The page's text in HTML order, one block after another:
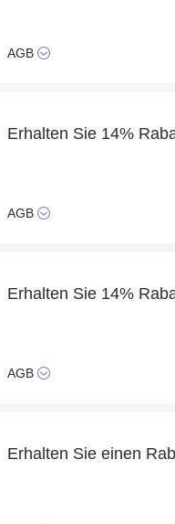
AGB
Erhalten Sie 14%
AGB
AGB